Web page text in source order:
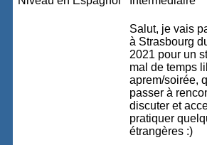
Salut, je vais
à Strasbourg
2021 pour un
mal de temps
aprem/soirée,
passer à
discuter et
pratiquer
étrangères :)